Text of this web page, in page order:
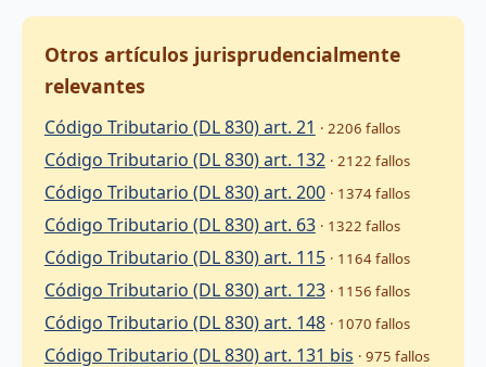
Otros artículos jurisprudencialmente
relevantes
Código Tributario (DL 830) art. 21 · 2206 fallos
Código Tributario (DL 830) art. 132 · 2122 fallos
Código Tributario (DL 830) art. 200 · 1374 fallos
Código Tributario (DL 830) art. 63 · 1322 fallos
Código Tributario (DL 830) art. 115 · 1164 fallos
Código Tributario (DL 830) art. 123 · 1156 fallos
Código Tributario (DL 830) art. 148 · 1070 fallos
Código Tributario (DL 830) art. 131 bis · 975 fallos